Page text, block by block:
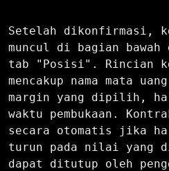
Setelah dikonfirmasi,
muncul di bagian bawah
tab "Posisi". Rincian
mencakup nama mata
margin yang dipilih,
waktu pembukaan.
secara otomatis jika
turun pada nilai yang
dapat ditutup oleh